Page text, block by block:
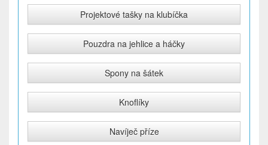
Projektové tašky na klubíčka
Pouzdra na jehlice a háčky
Spony na šátek
Knoflíky
Navíječ příze